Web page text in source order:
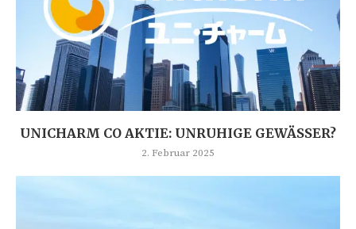
UNICHARM CO AKTIE: UNRUHIGE GEWÄSSER?
2. Februar 2025